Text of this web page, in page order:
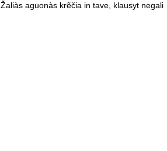
Žaliàs aguonàs krẽčia in tave, klausyt negali